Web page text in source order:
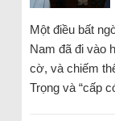
Một điều bất
Nam đã đi vào
cờ, và chiếm
Trọng và “cấp